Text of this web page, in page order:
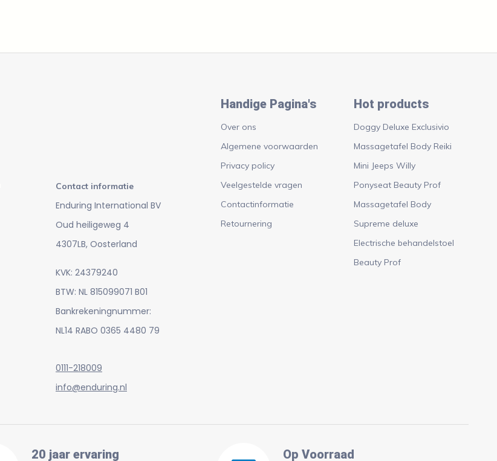
Contact informatie
Enduring International BV
Oud heiligeweg 4
4307LB, Oosterland
KVK: 24379240
BTW: NL 815099071 B01
Bankrekeningnummer:
NL14 RABO 0365 4480 79
0111-218009
info@enduring.nl
Handige Pagina's
Over ons
Algemene voorwaarden
Privacy policy
Veelgestelde vragen
Contactinformatie
Retournering
Hot products
Doggy Deluxe Exclusivio
Massagetafel Body Reiki
Mini Jeeps Willy
Ponyseat Beauty Prof
Massagetafel Body
Supreme deluxe
Electrische behandelstoel
Beauty Prof
20 jaar ervaring Op Voorraad